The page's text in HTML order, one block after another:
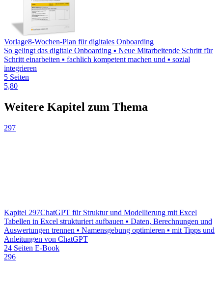
Vorlage8-Wochen-Plan für digitales Onboarding
So gelingt das digitale Onboarding ▪ Neue Mitarbeitende Schritt für
Schritt einarbeiten ▪ fachlich kompetent machen und ▪ sozial
integrieren
5 Seiten
5,80
Weitere Kapitel zum Thema
297
Kapitel 297ChatGPT für Struktur und Modellierung mit Excel
Tabellen in Excel strukturiert aufbauen ▪ Daten, Berechnungen und
Auswertungen trennen ▪ Namensgebung optimieren ▪ mit Tipps und
Anleitungen von ChatGPT
24 Seiten E-Book
296